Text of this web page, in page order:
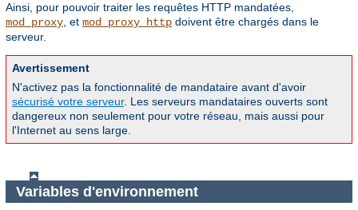
Ainsi, pour pouvoir traiter les requêtes HTTP mandatées,
mod_proxy , et mod_proxy_http doivent être chargés dans le
serveur.
Avertissement
N'activez pas la fonctionnalité de mandataire avant d'avoir
sécurisé votre serveur. Les serveurs mandataires ouverts sont
dangereux non seulement pour votre réseau, mais aussi pour
l'Internet au sens large.
Variables d'environnement